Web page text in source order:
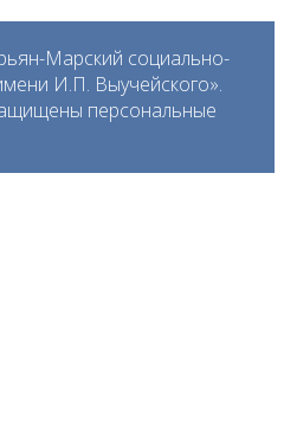
Марский социально-
И.П. Выучейского».
персональные